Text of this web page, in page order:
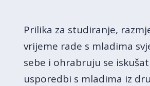
Prilika za studiranje,
vrijeme rade s mladima
sebe i ohrabruju se
usporedbi s mladima iz